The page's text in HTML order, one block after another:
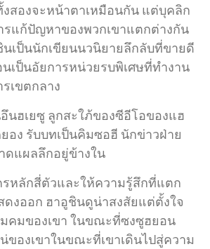
สองจะหน้าตาเหมือนกัน แต่บุคลิก
รแก้ปัญหาของพวกเขาแตกต่างกัน
นเป็นนักเขียนนวนิยายลึกลับที่ขายดี
เป็นอัยการหน่วยรบพิเศษที่ทำงาน
เขตกลาง
นฮเยซู ลูกสะใภ้ของซีอีโอของแฮ
อง รับบทเป็นคิมซอฮี นักข่าวฝ่าย
ดแผลลึกอยู่ข้างใน
รหลักสี่ตัวและให้ความรู้สึกที่แตก
งออก ฮาอูชินดูน่าสงสัยแต่ตั้งใจ
คมของเขา ในขณะที่ซงซูฮยอน
องเขาในขณะที่เขาเดินไปสู่ความ